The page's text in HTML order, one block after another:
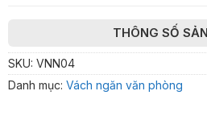
THÔNG SỐ
SKU: VNN04
Danh mục: Vách ngăn văn phòng